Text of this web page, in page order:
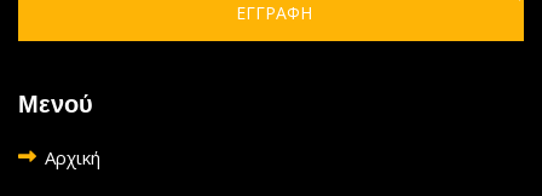
ΕΓΓΡΑΦΗ
Μενού
Αρχική